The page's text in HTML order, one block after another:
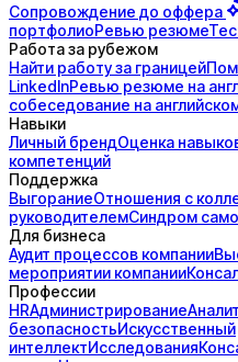
Сопровождение до оффера
портфолиоРевью резюме
Работа за рубежом
Найти работу за границей
LinkedInРевью резюме на
собеседование на
Навыки
Личный брендОценка
компетенций
Поддержка
ВыгораниеОтношения с
руководителемСиндром
Для бизнеса
Аудит процессов компании
мероприятии компании
Профессии
HRАдминистрирование
безопасностьИскусственный
интеллектИсследования